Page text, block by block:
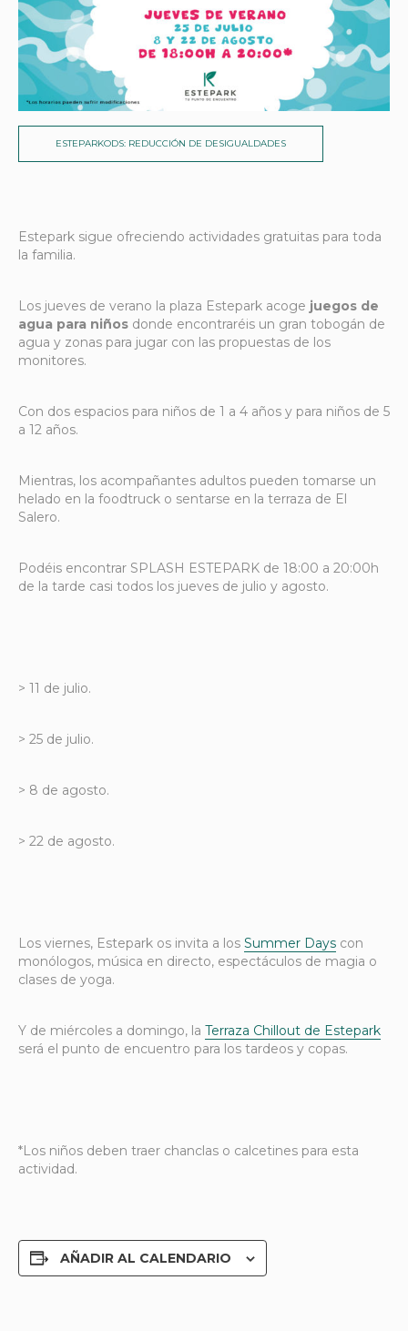
ESTEPARKODS: REDUCCIÓN DE DESIGUALDADES
Estepark sigue ofreciendo actividades gratuitas para toda
la familia.
Los jueves de verano la plaza Estepark acoge juegos de
agua para niños donde encontraréis un gran tobogán de
agua y zonas para jugar con las propuestas de los
monitores.
Con dos espacios para niños de 1 a 4 años y para niños de 5
a 12 años.
Mientras, los acompañantes adultos pueden tomarse un
helado en la foodtruck o sentarse en la terraza de El
Salero.
Podéis encontrar SPLASH ESTEPARK de 18:00 a 20:00h
de la tarde casi todos los jueves de julio y agosto.
> 11 de julio.
> 25 de julio.
> 8 de agosto.
> 22 de agosto.
Los viernes, Estepark os invita a los Summer Days con
monólogos, música en directo, espectáculos de magia o
clases de yoga.
Y de miércoles a domingo, la Terraza Chillout de Estepark
será el punto de encuentro para los tardeos y copas.
*Los niños deben traer chanclas o calcetines para esta
actividad.
AÑADIR AL CALENDARIO